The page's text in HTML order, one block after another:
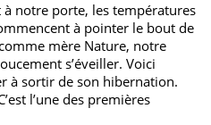
notre porte, les températures
à pointer le bout de
mère Nature, notre
s’éveiller. Voici
à sortir de son hibernation.
l’une des premières